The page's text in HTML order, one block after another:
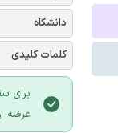
دانشگاه
کلمات کلیدی
برای
عرضه؛